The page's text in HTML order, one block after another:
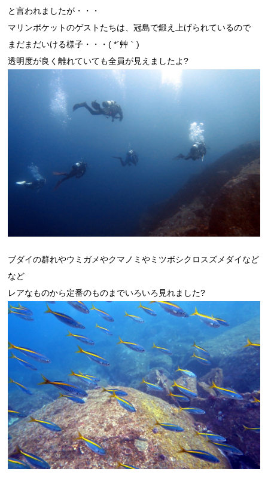
と言われましたが・・・
マリンポケットのゲストたちは、冠島で鍛え上げられているので
まだまだいける様子・・・( *´艸｀)
透明度が良く離れていても全員が見えましたよ?
ブダイの群れやウミガメやクマノミやミツボシクロスズメダイなど
など
レアなものから定番のものまでいろいろ見れました?